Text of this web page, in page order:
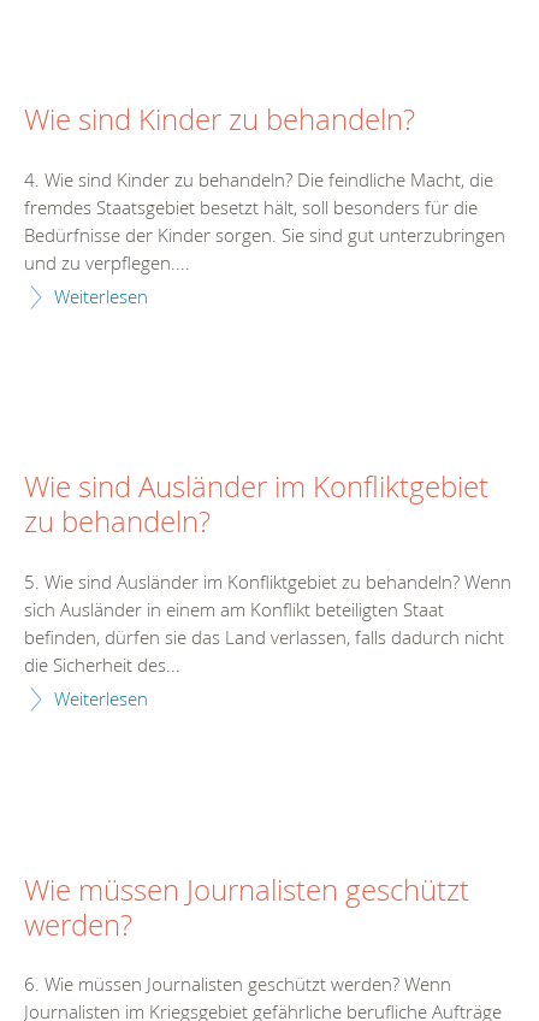
Wie sind Kinder zu behandeln?
4. Wie sind Kinder zu behandeln? Die feindliche Macht, die
fremdes Staatsgebiet besetzt hält, soll besonders für die
Bedürfnisse der Kinder sorgen. Sie sind gut unterzubringen
und zu verpflegen....
Weiterlesen
Wie sind Ausländer im Konfliktgebiet
zu behandeln?
5. Wie sind Ausländer im Konfliktgebiet zu behandeln? Wenn
sich Ausländer in einem am Konflikt beteiligten Staat
befinden, dürfen sie das Land verlassen, falls dadurch nicht
die Sicherheit des...
Weiterlesen
Wie müssen Journalisten geschützt
werden?
6. Wie müssen Journalisten geschützt werden? Wenn
Journalisten im Kriegsgebiet gefährliche berufliche Aufträge